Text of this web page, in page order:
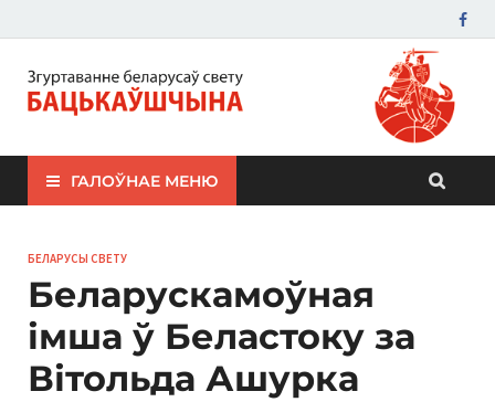
ЗБС "Бацькаўшчына"
ГАЛОЎНАЕ МЕНЮ
БЕЛАРУСЫ СВЕТУ
Беларускамоўная
імша ў Беластоку за
Вітольда Ашурка